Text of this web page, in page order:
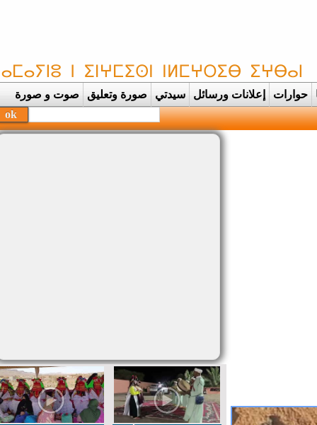
حوارات إعلانات ورسائل سيدتي صورة وتعليق صوت و صورة